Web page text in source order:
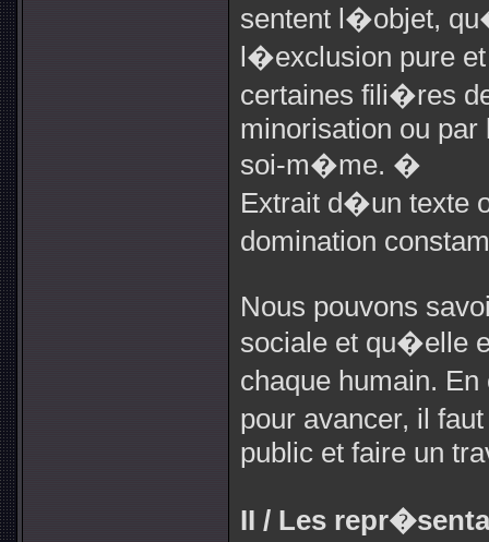
sentent l�objet,
l�exclusion pure
certaines fili�res
minorisation ou par
soi-m�me. �
Extrait d�un texte
domination
Nous pouvons
sociale et qu�elle
chaque humain.
pour avancer, il
public et faire un
II / Les